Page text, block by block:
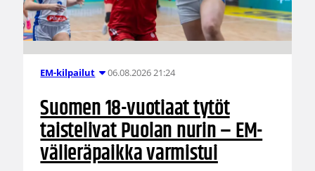
EM-kilpailut 06.08.2026 21:24
Suomen 18-vuotiaat tytöt
taistelivat Puolan nurin – EM-
välieräpaikka varmistui